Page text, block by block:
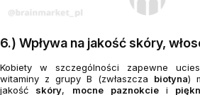
6.) Wpływa na jakość skóry,
Kobiety w szczególności zapewne
witaminy z grupy B (zwłaszcza biotyna)
jakość skóry, mocne paznokciei